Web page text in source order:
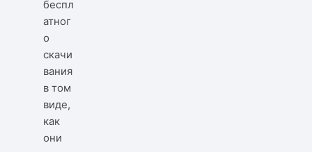
беспл
атног
о
скачи
вания
в том
виде,
как
они